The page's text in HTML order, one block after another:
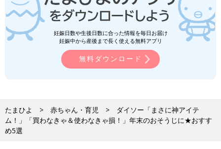
妊娠日数や生後日数に合った情報を毎日お届け
妊娠中から産後まで長く使える無料アプリ
無料ダウンロード
たまひよ 赤ちゃん・育児
ダイソー「まさに神アイテ
ム！」「買わなきゃ＆使わなきゃ損！」年末のおそうじに★おすす
め5選